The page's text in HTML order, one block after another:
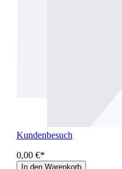
Kundenbesuch
0,00 €*
In den Warenkorb